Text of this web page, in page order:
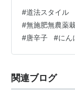
んだった。 い
っとして、羽根
2年目、学食と
かで食べ繋いで
ハンを作ったそ
#道法スタイル
#無施肥無農薬
#唐辛子 #にん
関連ブログ